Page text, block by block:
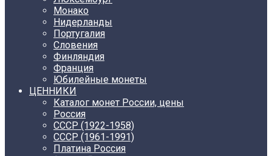
Монако
Нидерланды
Португалия
Словения
Финляндия
Франция
Юбилейные монеты
ЦЕННИКИ
Каталог монет России, цены
Россия
СССР (1922-1958)
CCCР (1961-1991)
Платина Россия